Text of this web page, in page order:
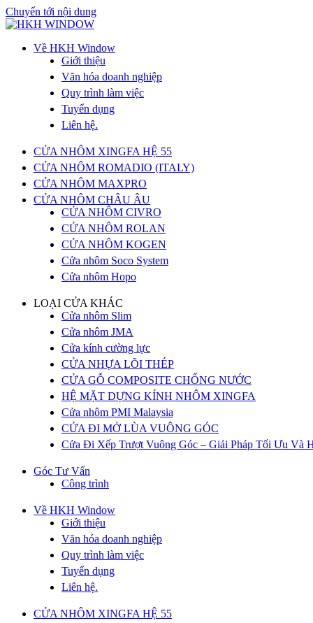
Chuyển tới nội dung
Về HKH Window
Giới thiệu
Văn hóa doanh nghiệp
Quy trình làm việc
Tuyển dụng
Liên hệ.
CỬA NHÔM XINGFA HỆ 55
CỬA NHÔM ROMADIO (ITALY)
CỬA NHÔM MAXPRO
CỬA NHÔM CHÂU ÂU
CỬA NHÔM CIVRO
CỬA NHÔM ROLAN
CỬA NHÔM KOGEN
Cửa nhôm Soco System
Cửa nhôm Hopo
LOẠI CỬA KHÁC
Cửa nhôm Slim
Cửa nhôm JMA
Cửa kính cường lực
CỬA NHỰA LÕI THÉP
CỬA GỖ COMPOSITE CHỐNG NƯỚC
HỆ MẶT DỰNG KÍNH NHÔM XINGFA
Cửa nhôm PMI Malaysia
CỬA ĐI MỞ LÙA VUÔNG GÓC
Cửa Đi Xếp Trượt Vuông Góc – Giải Pháp Tối Ưu Và
Góc Tư Vấn
Công trình
Về HKH Window
Giới thiệu
Văn hóa doanh nghiệp
Quy trình làm việc
Tuyển dụng
Liên hệ.
CỬA NHÔM XINGFA HỆ 55